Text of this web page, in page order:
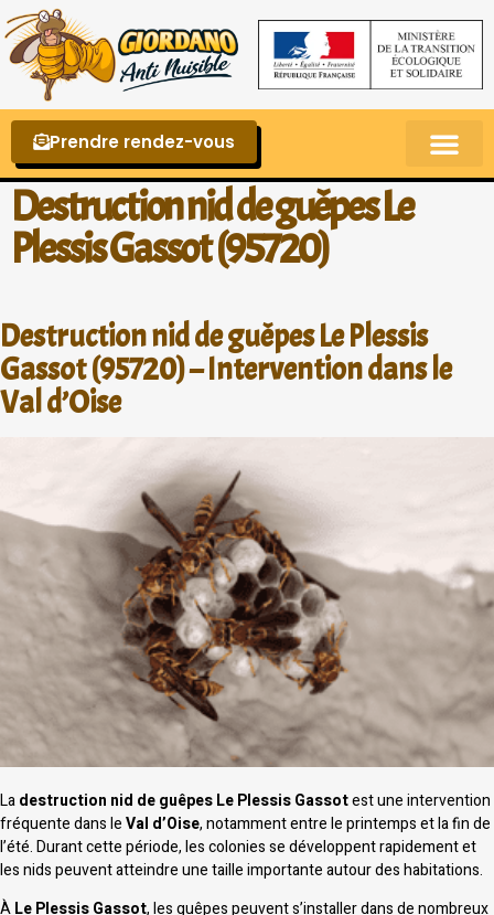
Prendre rendez-vous
Destruction nid de guêpes Le
Plessis Gassot (95720)
Destruction nid de guêpes Le Plessis
Gassot (95720) – Intervention dans le
Val d’Oise
Ladestruction nid de guêpes Le Plessis Gassotest une intervention
fréquente dans leVal d’Oise, notamment entre le printemps et la fin de
l’été. Durant cette période, les colonies se développent rapidement et
les nids peuvent atteindre une taille importante autour des habitations.
ÀLe Plessis Gassot, les guêpes peuvent s’installer dans de nombreux